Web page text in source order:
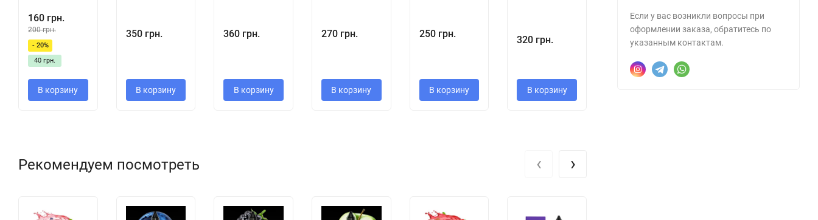
160 грн.
200 грн.
- 20%
40 грн.
В корзину
350 грн.
В корзину
360 грн.
В корзину
270 грн.
В корзину
250 грн.
В корзину
320 грн.
В корзину
350 грн. 270 грн.
Рекомендуем посмотреть ‹ ›
Если у вас возникли вопросы при
оформлении заказа, обратитесь по
указанным контактам.